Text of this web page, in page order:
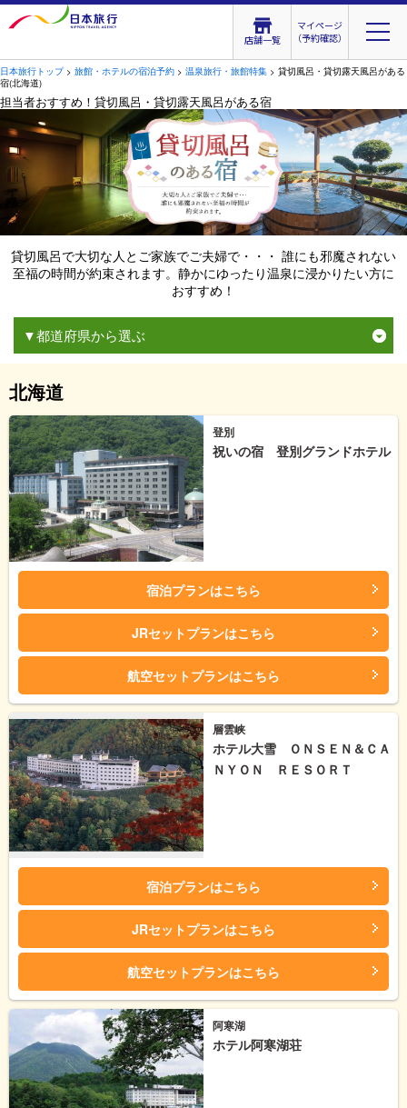
店舗一覧
マイページ
（予約確認）
日本旅行トップ> 旅館・ホテルの宿泊予約 > 温泉旅行・旅館特集 > 貸切風呂・貸切露天風呂がある
宿(北海道)
担当者おすすめ！貸切風呂・貸切露天風呂がある宿
貸切風呂で大切な人とご家族でご夫婦で・・・ 誰にも邪魔されない
至福の時間が約束されます。静かにゆったり温泉に浸かりたい方に
おすすめ！
▼都道府県から選ぶ
北海道
登別
祝いの宿 登別グランドホテル
宿泊プランはこちら
JRセットプランはこちら
航空セットプランはこちら
層雲峡
ホテル大雪 ＯＮＳＥＮ＆ＣＡ
ＮＹＯＮ ＲＥＳＯＲＴ
宿泊プランはこちら
JRセットプランはこちら
航空セットプランはこちら
阿寒湖
ホテル阿寒湖荘